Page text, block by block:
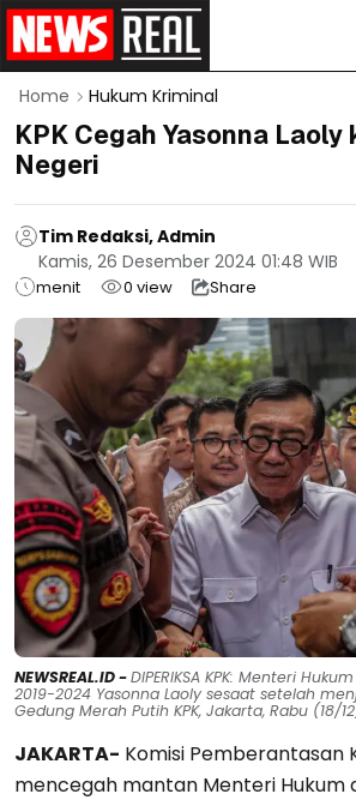
Home Hukum Kriminal
KPK Cegah Yasonna Laoly
Negeri
Tim Redaksi, Admin
Kamis, 26 Desember 2024 01:48 WIB
menit 0 view Share
NEWSREAL.ID -DIPERIKSA KPK: Menteri
2019-2024 Yasonna Laoly sesaat setelah
Gedung Merah Putih KPK, Jakarta, Rabu (18/
JAKARTA- Komisi Pemberantasan
mencegah mantan Menteri Hukum